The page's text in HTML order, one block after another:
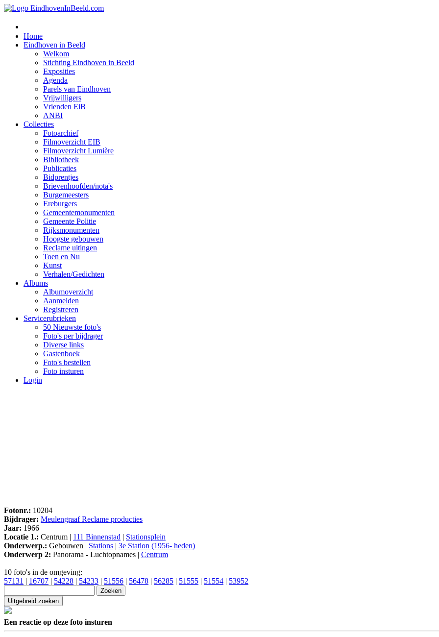
Home
Eindhoven in Beeld
Welkom
Stichting Eindhoven in Beeld
Exposities
Agenda
Parels van Eindhoven
Vrijwilligers
Vrienden EiB
ANBI
Collecties
Fotoarchief
Filmoverzicht EIB
Filmoverzicht Lumière
Bibliotheek
Publicaties
Bidprentjes
Brievenhoofden/nota's
Burgemeesters
Ereburgers
Gemeentemonumenten
Gemeente Politie
Rijksmonumenten
Hoogste gebouwen
Reclame uitingen
Toen en Nu
Kunst
Verhalen/Gedichten
Albums
Albumoverzicht
Aanmelden
Registreren
Servicerubrieken
50 Nieuwste foto's
Foto's per bijdrager
Diverse links
Gastenboek
Foto's bestellen
Foto insturen
Login
Fotonr.: 10204
Bijdrager: Meulengraaf Reclame producties
Jaar: 1966
Locatie 1.: Centrum | 111 Binnenstad
Stationsplein
Onderwerp.: Gebouwen | Stations
3e Station (1956- heden)
Onderwerp 2: Panorama - Luchtopnames | Centrum
10 foto's in de omgeving:
57131
16707 54228 54233 51556 56478 56285 51555 51554 53952
Een reactie op deze foto insturen